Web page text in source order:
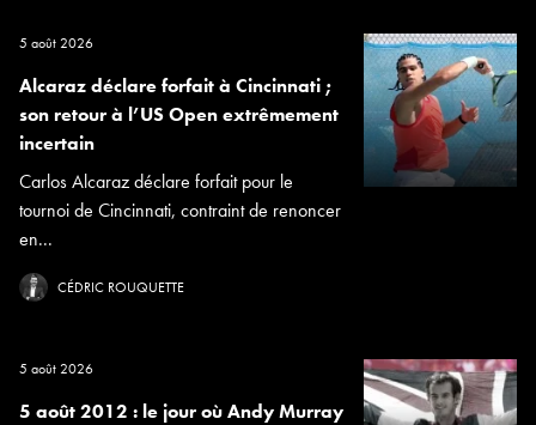
5 août 2026
Alcaraz déclare forfait à Cincinnati ;
son retour à l’US Open extrêmement
incertain
Carlos Alcaraz déclare forfait pour le
tournoi de Cincinnati, contraint de renoncer
en...
CÉDRIC ROUQUETTE
5 août 2026
5 août 2012 : le jour où Andy Murray